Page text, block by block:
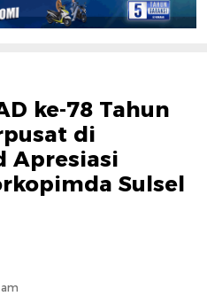
ke-78 Tahun
di
Apresiasi
Sulsel